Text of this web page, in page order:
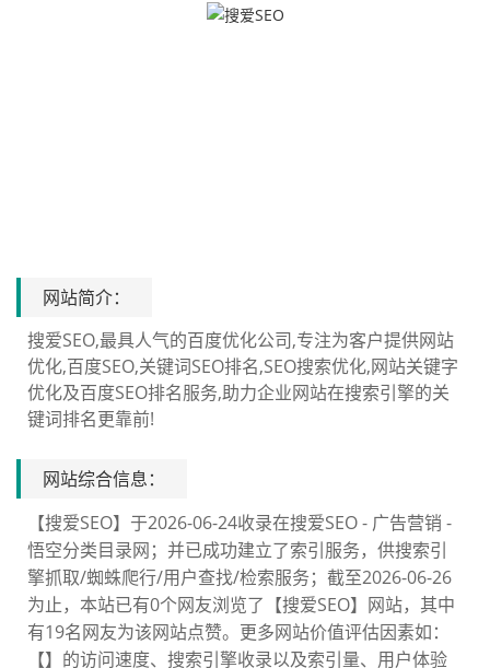
网站简介：
搜爱SEO,最具人气的百度优化公司,专注为客户提供网站
优化,百度SEO,关键词SEO排名,SEO搜索优化,网站关键字
优化及百度SEO排名服务,助力企业网站在搜索引擎的关
键词排名更靠前!
网站综合信息：
【搜爱SEO】于2026-06-24收录在搜爱SEO - 广告营销 -
悟空分类目录网；并已成功建立了索引服务，供搜索引
擎抓取/蜘蛛爬行/用户查找/检索服务；截至2026-06-26
为止，本站已有0个网友浏览了【搜爱SEO】网站，其中
有19名网友为该网站点赞。更多网站价值评估因素如：
【】的访问速度、搜索引擎收录以及索引量、用户体验